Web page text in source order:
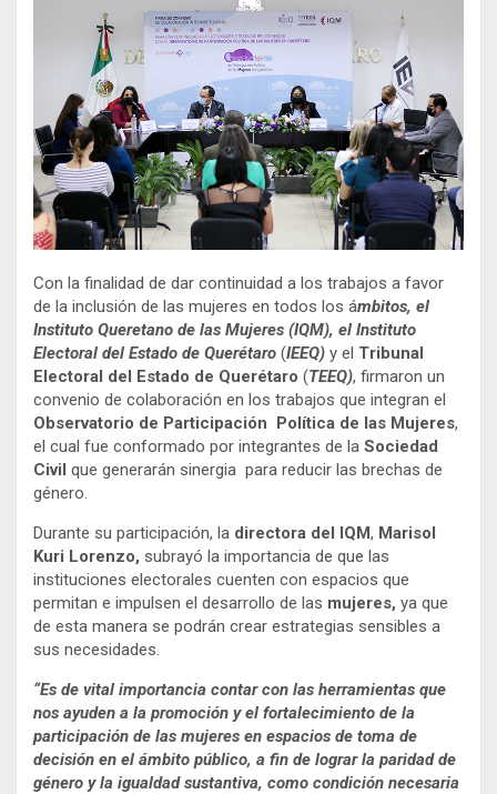
Con la finalidad de dar continuidad a los trabajos a favor
de la inclusión de las mujeres en todos los ámbitos, el
Instituto Queretano de las Mujeres (IQM), el Instituto
Electoral del Estado de Querétaro (IEEQ) y el Tribunal
Electoral del Estado de Querétaro (TEEQ), firmaron un
convenio de colaboración en los trabajos que integran el
Observatorio de Participación Política de las Mujeres,
el cual fue conformado por integrantes de la Sociedad
Civil que generarán sinergia para reducir las brechas de
género.
Durante su participación, la directora del IQM, Marisol
Kuri Lorenzo, subrayó la importancia de que las
instituciones electorales cuenten con espacios que
permitan e impulsen el desarrollo de las mujeres, ya que
de esta manera se podrán crear estrategias sensibles a
sus necesidades.
“Es de vital importancia contar con las herramientas que
nos ayuden a la promoción y el fortalecimiento de la
participación de las mujeres en espacios de toma de
decisión en el ámbito público, a fin de lograr la paridad de
género y la igualdad sustantiva, como condición necesaria